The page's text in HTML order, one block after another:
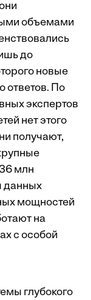
объемами
до
новые
ответов. По
экспертов
нет этого
получают,
млн
данных
мощностей
на
с особой
глубокого